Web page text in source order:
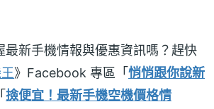
最新手機情報與優惠資訊嗎？趕快
》Facebook 專區「悄悄跟你說新
撿便宜！最新手機空機價格情